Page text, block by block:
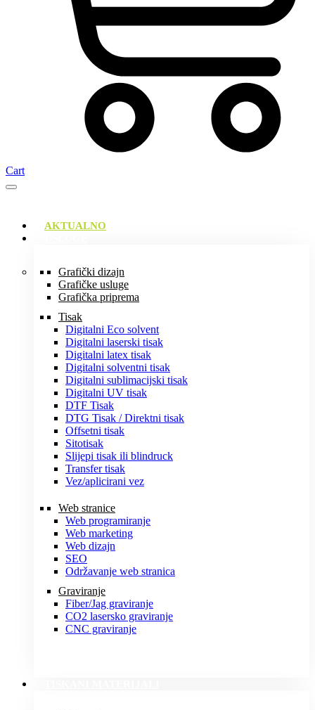
Cart
AKTUALNO
Grafički dizajn
Grafičke usluge
Grafička priprema
Tisak
Digitalni Eco solvent
Digitalni laserski tisak
Digitalni latex tisak
Digitalni solventni tisak
Digitalni sublimacijski tisak
Digitalni UV tisak
DTF Tisak
DTG Tisak / Direktni tisak
Offsetni tisak
Sitotisak
Slijepi tisak ili blindruck
Transfer tisak
Vez/aplicirani vez
Web stranice
Web programiranje
Web marketing
Web dizajn
SEO
Održavanje web stranica
Graviranje
Fiber/Jag graviranje
CO2 lasersko graviranje
CNC graviranje